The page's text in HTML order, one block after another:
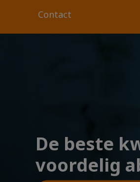
Contact
De beste
voordelig